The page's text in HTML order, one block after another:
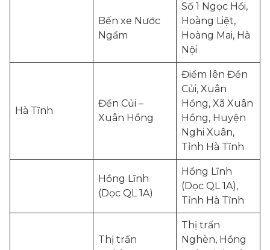
Bến xe Nước
Ngầm
Số 1 Ngọc Hồi,
Hoàng Liệt,
Hoàng Mai, Hà
Nội
Hà Tĩnh
Đền Củi –
Xuân Hồng
Điểm lên Đền
Củi, Xuân
Hồng, Xã Xuân
Hồng, Huyện
Nghi Xuân,
Tỉnh Hà Tĩnh
Hồng Lĩnh
(Dọc QL 1A)
Hồng Lĩnh
(Dọc QL 1A),
Tỉnh Hà Tĩnh
Thị trấn
Thị trấn
Nghèn, Hồng